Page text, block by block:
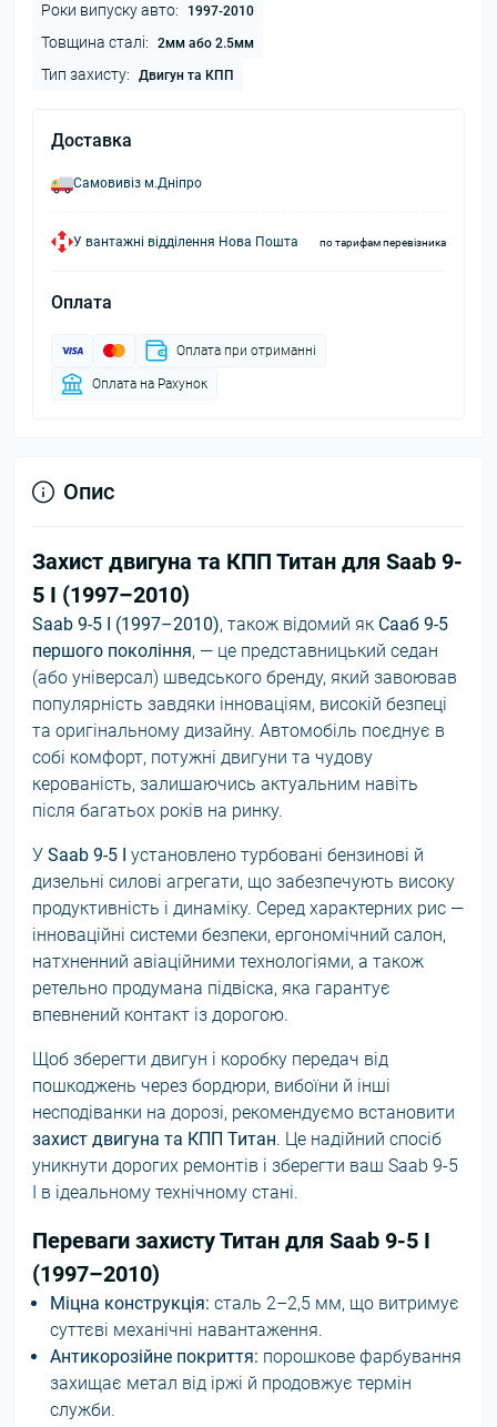
Роки випуску авто: 1997-2010
Товщина сталі: 2мм або 2.5мм
Тип захисту: Двигун та КПП
Доставка
Самовивіз м.Дніпро
У вантажні відділення Нова Пошта по тарифам перевізника
Оплата
Оплата при отриманні
Оплата на Рахунок
Опис
Захист двигуна та КПП Титан для Saab 9-
5 I (1997–2010)
Saab 9-5 I (1997–2010), також відомий як Сааб 9-5
першого покоління, — це представницький седан
(або універсал) шведського бренду, який завоював
популярність завдяки інноваціям, високій безпеці
та оригінальному дизайну. Автомобіль поєднує в
собі комфорт, потужні двигуни та чудову
керованість, залишаючись актуальним навіть
після багатьох років на ринку.
У Saab 9-5 I установлено турбовані бензинові й
дизельні силові агрегати, що забезпечують високу
продуктивність і динаміку. Серед характерних рис —
інноваційні системи безпеки, ергономічний салон,
натхненний авіаційними технологіями, а також
ретельно продумана підвіска, яка гарантує
впевнений контакт із дорогою.
Щоб зберегти двигун і коробку передач від
пошкоджень через бордюри, вибоїни й інші
несподіванки на дорозі, рекомендуємо встановити
захист двигуна та КПП Титан. Це надійний спосіб
уникнути дорогих ремонтів і зберегти ваш Saab 9-5
I в ідеальному технічному стані.
Переваги захисту Титан для Saab 9-5 I
(1997–2010)
Міцна конструкція: сталь 2–2,5 мм, що витримує
суттєві механічні навантаження.
Антикорозійне покриття: порошкове фарбування
захищає метал від іржі й продовжує термін
служби.